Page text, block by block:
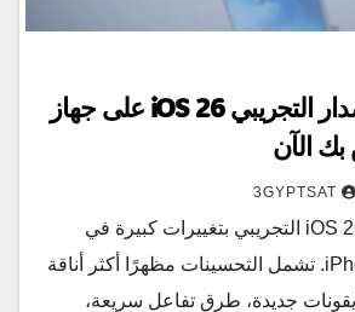
كيفية تنزيل الإصدار التجريبي iOS 26 على جهاز
3GYPTSAT
أطلقت آبل إصدار iOS 26 التجريبي بتغييرات كبيرة في
تجربة استخدام iPhone. تشمل التحسينات مظهرًا أكثر أناقة
جديدة، طرق تفاعل سريعة،